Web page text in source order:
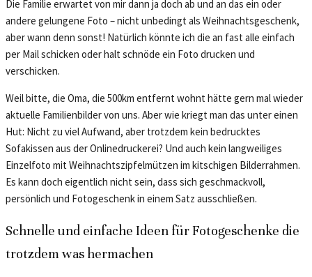
Die Familie erwartet von mir dann ja doch ab und an das ein oder
andere gelungene Foto – nicht unbedingt als Weihnachtsgeschenk,
aber wann denn sonst! Natürlich könnte ich die an fast alle einfach
per Mail schicken oder halt schnöde ein Foto drucken und
verschicken.
Weil bitte, die Oma, die 500km entfernt wohnt hätte gern mal wieder
aktuelle Familienbilder von uns. Aber wie kriegt man das unter einen
Hut: Nicht zu viel Aufwand, aber trotzdem kein bedrucktes
Sofakissen aus der Onlinedruckerei? Und auch kein langweiliges
Einzelfoto mit Weihnachtszipfelmützen im kitschigen Bilderrahmen.
Es kann doch eigentlich nicht sein, dass sich geschmackvoll,
persönlich und Fotogeschenk in einem Satz ausschließen.
Schnelle und einfache Ideen für Fotogeschenke die
trotzdem was hermachen